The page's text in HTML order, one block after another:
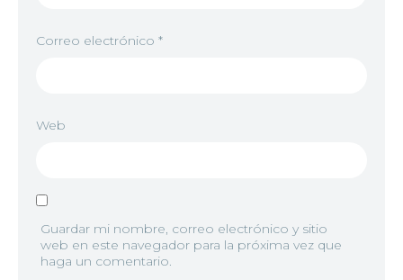
Correo electrónico *
Web
Guardar mi nombre, correo electrónico y sitio
web en este navegador para la próxima vez que
haga un comentario.